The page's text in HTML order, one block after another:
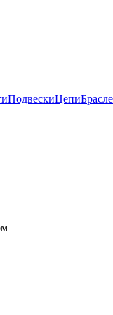
ПодвескиЦепи